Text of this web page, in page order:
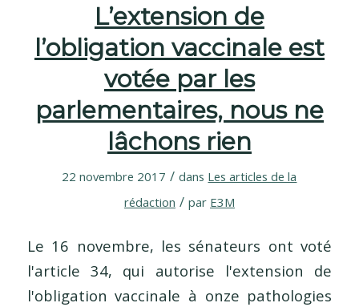
L’extension de
l’obligation vaccinale est
votée par les
parlementaires, nous ne
lâchons rien
22 novembre 2017 / dans Les articles de la
rédaction / par E3M
Le 16 novembre, les sénateurs ont voté
l'article 34, qui autorise l'extension de
l'obligation vaccinale à onze pathologies